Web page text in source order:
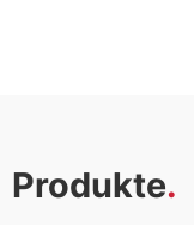
Produkte